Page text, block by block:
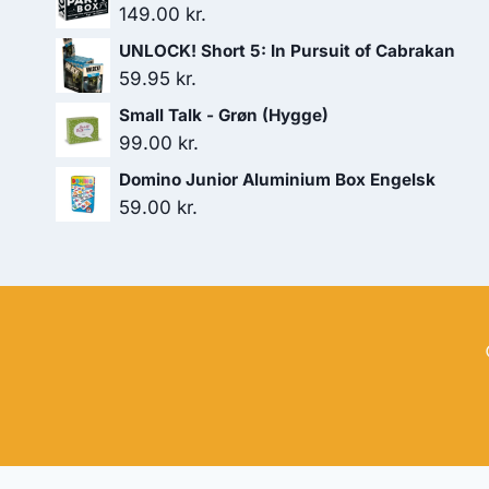
149.00 kr.
UNLOCK! Short 5: In Pursuit of Cabrakan
59.95 kr.
Small Talk - Grøn (Hygge)
99.00 kr.
Domino Junior Aluminium Box Engelsk
59.00 kr.